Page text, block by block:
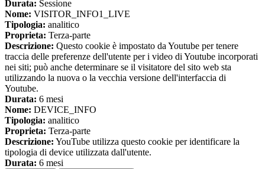
Durata: Sessione
Nome: VISITOR_INFO1_LIVE
Tipologia: analitico
Proprieta: Terza-parte
Descrizione: Questo cookie è impostato da Youtube per tenere
traccia delle preferenze dell'utente per i video di Youtube incorporati
nei siti; può anche determinare se il visitatore del sito web sta
utilizzando la nuova o la vecchia versione dell'interfaccia di
Youtube.
Durata: 6 mesi
Nome: DEVICE_INFO
Tipologia: analitico
Proprieta: Terza-parte
Descrizione: YouTube utilizza questo cookie per identificare la
tipologia di device utilizzata dall'utente.
Durata: 6 mesi